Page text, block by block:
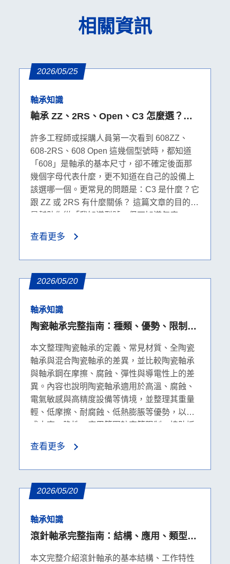
相關資訊
2026/05/25
軸承知識
軸承 ZZ、2RS、Open、C3 怎麼選？密
許多工程師或採購人員第一次看到 608ZZ、
608-2RS、608 Open 這幾個型號時，都知道
「608」是軸承的基本尺寸，卻不確定後面那
幾個字母代表什麼，更不知道在自己的設備上
該選哪一個。更常見的問題是：C3 是什麼？它
跟 ZZ 或 2RS 有什麼關係？ 這篇文章的目的，
是幫助你從「我知道型號，但不知道怎麼
為什麼」。我們會先把 ZZ、2RS、Open、C3
案例落地說明。
查看更多
2026/05/20
軸承知識
陶瓷軸承完整指南：種類、優勢、限制與
本文整理陶瓷軸承的定義、常見材質、全陶瓷
軸承與混合陶瓷軸承的差異，並比較陶瓷軸承
與軸承鋼在摩擦、腐蝕、彈性與導電性上的差
異。內容也說明陶瓷軸承適用於高溫、腐蝕、
電氣敏感與高精度設備等情境，並整理其重量
輕、低摩擦、耐腐蝕、低熱膨脹等優勢，以及
成本高、脆性、應用範圍較窄等限制，協助採
查看更多
2026/05/20
軸承知識
滾針軸承完整指南：結構、應用、類型與
本文完整介紹滾針軸承的基本結構、工作特性